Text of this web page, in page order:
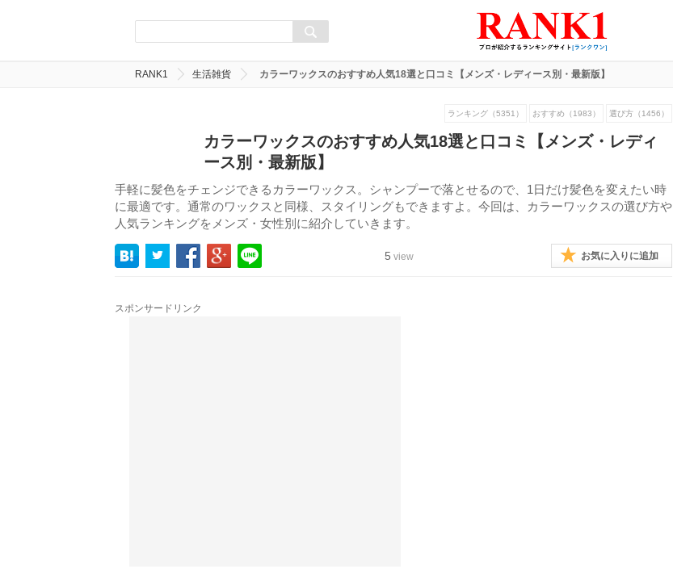
RANK1 生活雑貨 カラーワックスのおすすめ人気18選と口コミ【メンズ・レディース別・最新版】
ランキング（5351） おすすめ（1983） 選び方（1456）
カラーワックスのおすすめ人気18選と口コミ【メンズ・レディ
ース別・最新版】
手軽に髪色をチェンジできるカラーワックス。シャンプーで落とせるので、1日だけ髪色を変えたい時
に最適です。通常のワックスと同様、スタイリングもできますよ。今回は、カラーワックスの選び方や
人気ランキングをメンズ・女性別に紹介していきます。
5 view お気に入りに追加
スポンサードリンク